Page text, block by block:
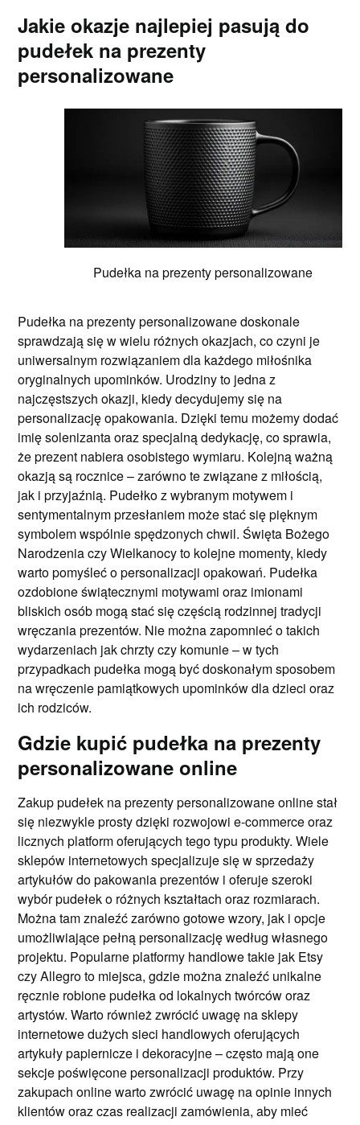
Jakie okazje najlepiej pasują do
pudełek na prezenty
personalizowane
Pudełka na prezenty personalizowane
Pudełka na prezenty personalizowane doskonale
sprawdzają się w wielu różnych okazjach, co czyni je
uniwersalnym rozwiązaniem dla każdego miłośnika
oryginalnych upominków. Urodziny to jedna z
najczęstszych okazji, kiedy decydujemy się na
personalizację opakowania. Dzięki temu możemy dodać
imię solenizanta oraz specjalną dedykację, co sprawia,
że prezent nabiera osobistego wymiaru. Kolejną ważną
okazją są rocznice – zarówno te związane z miłością,
jak i przyjaźnią. Pudełko z wybranym motywem i
sentymentalnym przesłaniem może stać się pięknym
symbolem wspólnie spędzonych chwil. Święta Bożego
Narodzenia czy Wielkanocy to kolejne momenty, kiedy
warto pomyśleć o personalizacji opakowań. Pudełka
ozdobione świątecznymi motywami oraz imionami
bliskich osób mogą stać się częścią rodzinnej tradycji
wręczania prezentów. Nie można zapomnieć o takich
wydarzeniach jak chrzty czy komunie – w tych
przypadkach pudełka mogą być doskonałym sposobem
na wręczenie pamiątkowych upominków dla dzieci oraz
ich rodziców.
Gdzie kupić pudełka na prezenty
personalizowane online
Zakup pudełek na prezenty personalizowane online stał
się niezwykle prosty dzięki rozwojowi e-commerce oraz
licznych platform oferujących tego typu produkty. Wiele
sklepów internetowych specjalizuje się w sprzedaży
artykułów do pakowania prezentów i oferuje szeroki
wybór pudełek o różnych kształtach oraz rozmiarach.
Można tam znaleźć zarówno gotowe wzory, jak i opcje
umożliwiające pełną personalizację według własnego
projektu. Popularne platformy handlowe takie jak Etsy
czy Allegro to miejsca, gdzie można znaleźć unikalne
ręcznie robione pudełka od lokalnych twórców oraz
artystów. Warto również zwrócić uwagę na sklepy
internetowe dużych sieci handlowych oferujących
artykuły papiernicze i dekoracyjne – często mają one
sekcje poświęcone personalizacji produktów. Przy
zakupach online warto zwrócić uwagę na opinie innych
klientów oraz czas realizacji zamówienia, aby mieć